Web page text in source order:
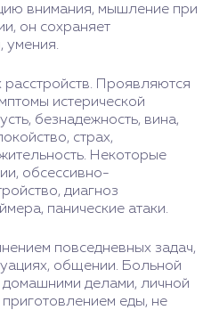
внимания, мышление при
он сохраняет
умения.
расстройств. Проявляются
истерической
безнадежность, вина,
страх,
Некоторые
обсессивно-
диагноз
панические атаки.
повседневных задач,
общении. Больной
домашними делами, личной
приготовлением еды, не